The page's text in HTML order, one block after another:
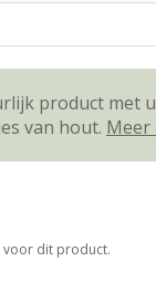
product met
van hout.
voor dit product.